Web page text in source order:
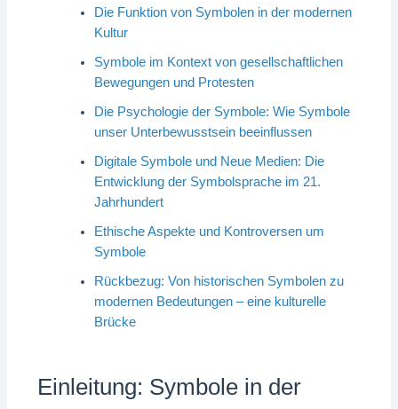
Die Funktion von Symbolen in der modernen
Kultur
Symbole im Kontext von gesellschaftlichen
Bewegungen und Protesten
Die Psychologie der Symbole: Wie Symbole
unser Unterbewusstsein beeinflussen
Digitale Symbole und Neue Medien: Die
Entwicklung der Symbolsprache im 21.
Jahrhundert
Ethische Aspekte und Kontroversen um
Symbole
Rückbezug: Von historischen Symbolen zu
modernen Bedeutungen – eine kulturelle
Brücke
Einleitung: Symbole in der